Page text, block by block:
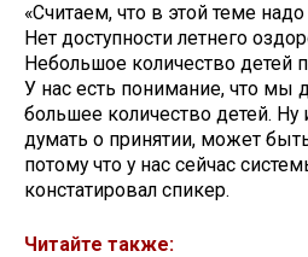
«Считаем, что в этой теме
Нет доступности летнего
Небольшое количество детей
У нас есть понимание, что мы
большее количество детей. Ну
думать о принятии, может
потому что у нас сейчас
констатировал спикер.
Читайте также: